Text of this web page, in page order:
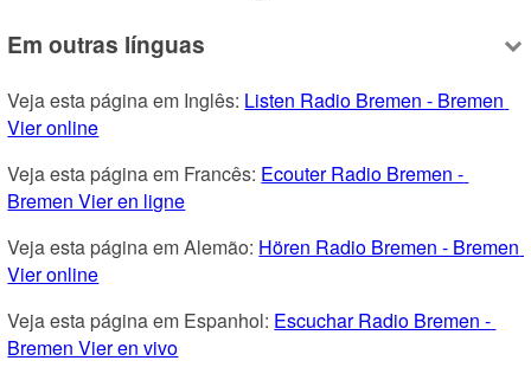
Em outras línguas
Veja esta página em Inglês: Listen Radio Bremen - Bremen
Vier online
Veja esta página em Francês: Ecouter Radio Bremen -
Bremen Vier en ligne
Veja esta página em Alemão: Hören Radio Bremen - Bremen
Vier online
Veja esta página em Espanhol: Escuchar Radio Bremen -
Bremen Vier en vivo